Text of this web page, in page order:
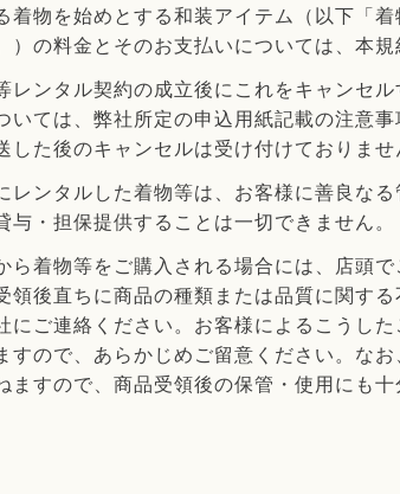
物を始めとする和装アイテム（以下「
）の料金とそのお支払いについては、本
ンタル契約の成立後にこれをキャンセ
いては、弊社所定の申込用紙記載の注意
した後のキャンセルは受け付けておりませ
ンタルした着物等は、お客様に善良な
与・担保提供することは一切できません。
着物等をご購入される場合には、店頭
領後直ちに商品の種類または品質に関す
にご連絡ください。お客様によるこうし
すので、あらかじめご留意ください。な
ますので、商品受領後の保管・使用にも十